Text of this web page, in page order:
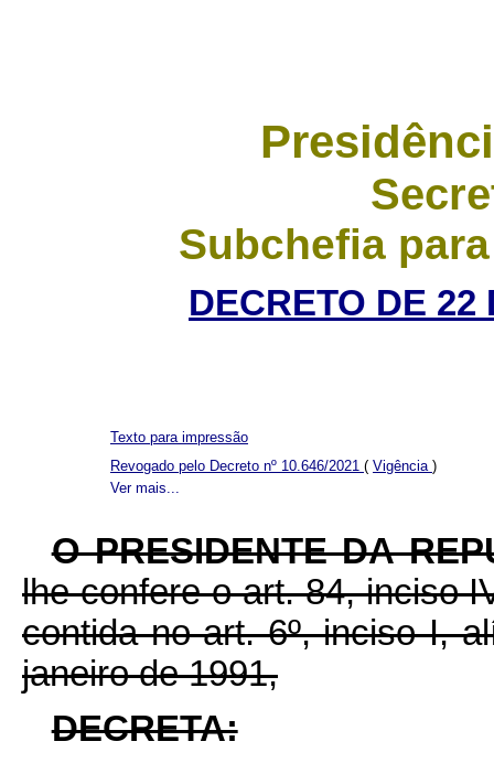
Subchefia
DECRETO DE 22
Ver mais...
Texto para impressão
Revogado pelo Decreto nº 10.646/2021 ( Vigência )
O PRESIDENTE DA
lhe confere o art. 84, inciso
contida no art. 6º, inciso I,
janeiro de 1991,
DECRETA: